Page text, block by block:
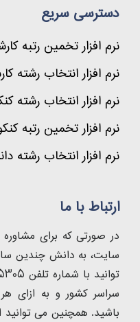
دسترسی سریع
نرم افزار تخمین رتبه
نرم افزار انتخاب رشته
نرم افزار انتخاب رشته
نرم افزار تخمین رتبه
نرم افزار انتخاب رشته
ارتباط با ما
در صورتی که برای
سایت، به دانش چندین
باشید. همچنین می توانید